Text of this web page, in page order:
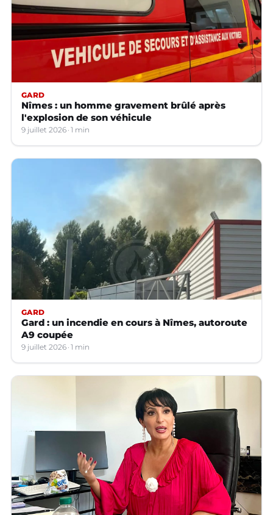
GARD
Nîmes : un homme gravement brûlé après
l'explosion de son véhicule
9 juillet 2026 1 min
GARD
Gard : un incendie en cours à Nîmes, autoroute
A9 coupée
9 juillet 2026 1 min